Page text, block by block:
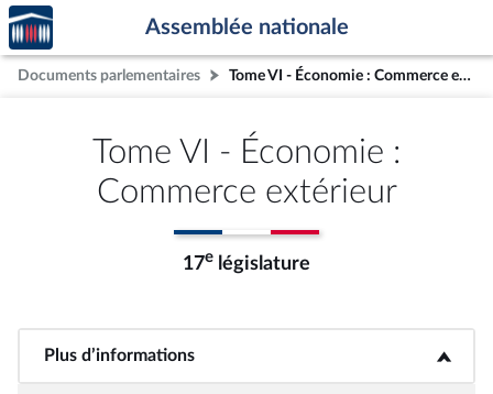
Aller au contenu
Aller en bas de la page
Accèder
à la
page
d'accueil
Assemblée nationale
Documents parlementaires Tome VI - Économie : Commerce extérieur
Tome VI - Économie :
Commerce extérieur
17e législature
Plus d’informations<b>Plus d’informations</b>